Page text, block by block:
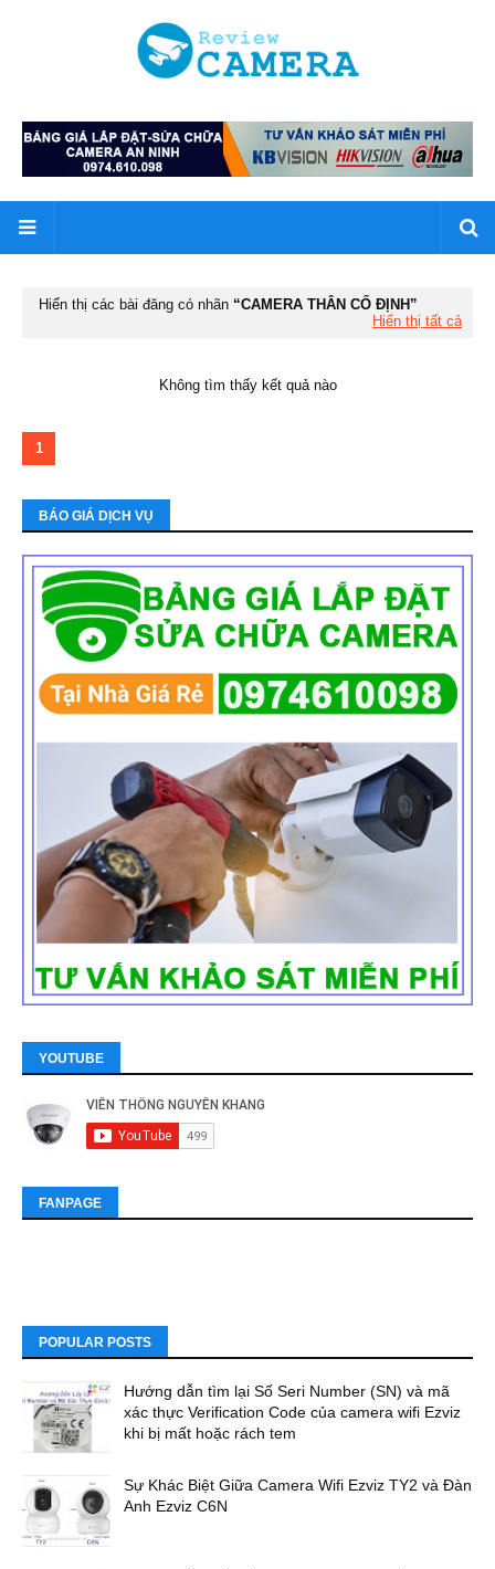
Hiển thị các bài đăng có nhãn
CAMERA THÂN CỐ ĐỊNH
Hiển thị tất cả
Không tìm thấy kết quả nào
1
BÁO GIÁ DỊCH VỤ
YOUTUBE
FANPAGE
POPULAR POSTS
Hướng dẫn tìm lại Số Seri Number (SN) và mã
xác thực Verification Code của camera wifi Ezviz
khi bị mất hoặc rách tem
Sự Khác Biệt Giữa Camera Wifi Ezviz TY2 và Đàn
Anh Ezviz C6N